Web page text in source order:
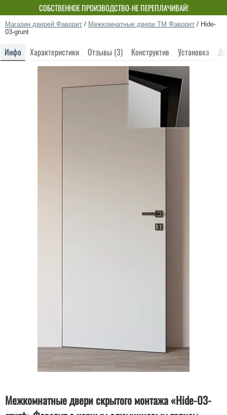
СОБСТВЕННОЕ ПРОИЗВОДСТВО-НЕ ПЕРЕПЛАЧИВАЙ!
Магазин дверей Фаворит / Межкомнатные двери ТМ Фаворит / Hide-
03-grunt
Инфо Характеристики Отзывы (3) Конструктив Установка
Межкомнатные двери скрытого монтажа «Hide-03-